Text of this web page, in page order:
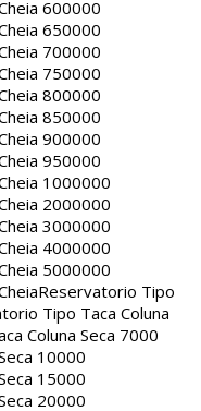
600000
650000
700000
750000
800000
850000
900000
950000
1000000
2000000
3000000
4000000
5000000
Reservatorio Tipo
Tipo Taca Coluna
Coluna Seca 7000
10000
15000
20000